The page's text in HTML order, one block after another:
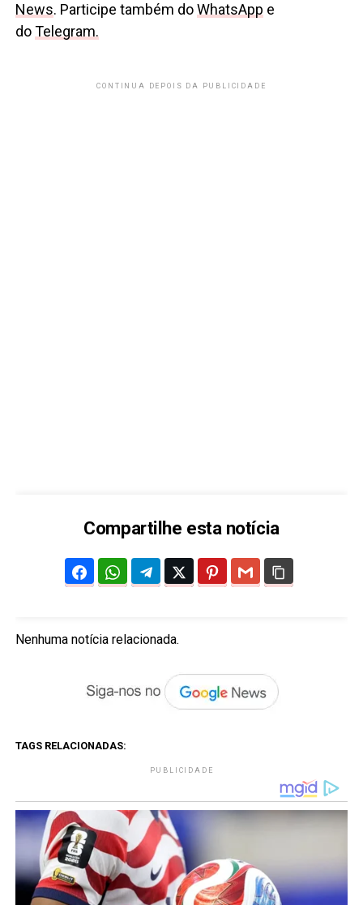
News. Participe também doWhatsApp e
doTelegram.
CONTINUA DEPOIS DA PUBLICIDADE
Compartilhe esta notícia
Nenhuma notícia relacionada.
TAGS RELACIONADAS:
PUBLICIDADE